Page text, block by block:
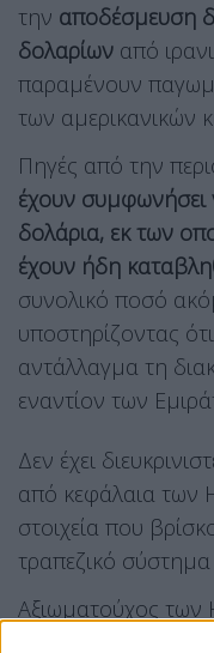
την αποδέσμευση
δολαρίων από
παραμένουν
των αμερικανικών
Πηγές από την
έχουν συμφωνήσει
δολάρια, εκ των
έχουν ήδη
συνολικό ποσό
υποστηρίζοντας
αντάλλαγμα τη
εναντίον των
Δεν έχει
από κεφάλαια των
στοιχεία που
τραπεζικό
Αξιωματούχος των
πληροφορίες,